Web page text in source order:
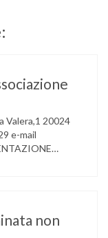
Valera,1 20024
e-mail
non